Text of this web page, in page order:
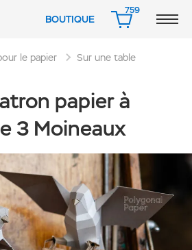
BOUTIQUE
759
PANIER
le papier Sur une table
papier à
3 Moineaux